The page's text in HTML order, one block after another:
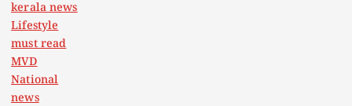
kerala news
Lifestyle
must read
MVD
National
news